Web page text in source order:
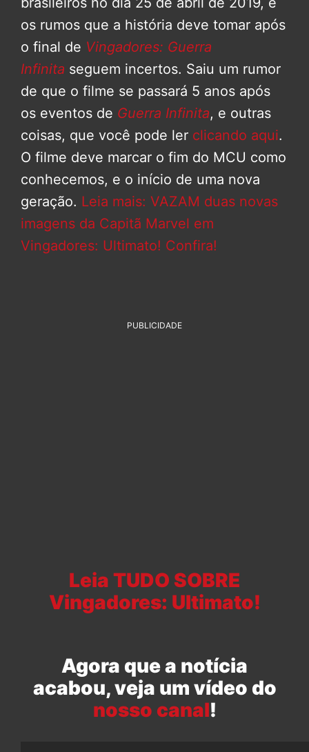
os rumos que a história deve tomar após
o final de Vingadores: Guerra
Infinita seguem incertos. Saiu um rumor
de que o filme se passará 5 anos após
os eventos de Guerra Infinita, e outras
coisas, que você pode ler clicando aqui.
O filme deve marcar o fim do MCU como
conhecemos, e o início de uma nova
geração. Leia mais: VAZAM duas novas
imagens da Capitã Marvel em
Vingadores: Ultimato! Confira!
PUBLICIDADE
Leia TUDO SOBRE
Vingadores: Ultimato!
Agora que a notícia
acabou, veja um vídeo do
nosso canal!